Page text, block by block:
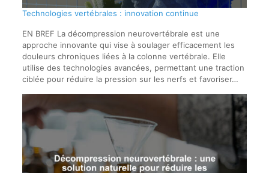
Technologies vertébrales : innovation continue
EN BREF La décompression neurovertébrale est une
approche innovante qui vise à soulager efficacement les
douleurs chroniques liées à la colonne vertébrale. Elle
utilise des technologies avancées, permettant une traction
ciblée pour réduire la pression sur les nerfs et favoriser…